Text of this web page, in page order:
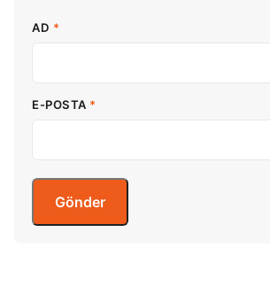
AD *
E-POSTA *